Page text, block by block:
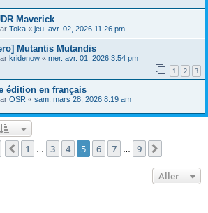
Maverick
Toka « jeu. avr. 02, 2026 11:26 pm
Mutantis Mutandis
kridenow « mer. avr. 01, 2026 3:54 pm
1 2 3
édition en français
OSR « sam. mars 28, 2026 8:19 am
sur
Précédent
1 3 4 5 6 7 9
Aller